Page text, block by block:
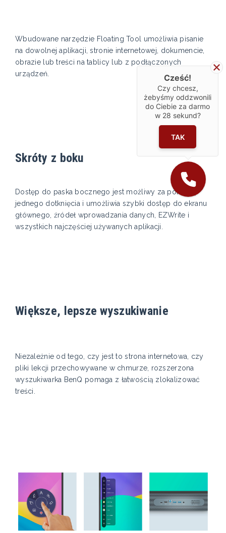
Wbudowane narzędzie Floating Tool umożliwia pisanie
na dowolnej aplikacji, stronie internetowej, dokumencie,
obrazie lub treści na tablicy lub z podłączonych
urządzeń.
Skróty z boku
Dostęp do paska bocznego jest możliwy za pomocą
jednego dotknięcia i umożliwia szybki dostęp do ekranu
głównego, źródeł wprowadzania danych, EZWrite i
wszystkich najczęściej używanych aplikacji.
Większe, lepsze wyszukiwanie
Niezależnie od tego, czy jest to strona internetowa, czy
pliki lekcji przechowywane w chmurze, rozszerzona
wyszukiwarka BenQ pomaga z łatwością zlokalizować
treści.
Cześć!
Czy chcesz,
żebyśmy oddzwonili
do Ciebie za darmo
w 28 sekund?
TAK